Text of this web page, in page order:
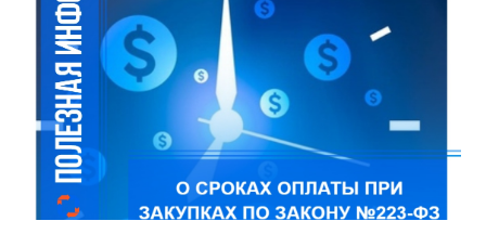
судов первой и апелляционной инстанций, которые
не согласились с решением антимонопольной службы